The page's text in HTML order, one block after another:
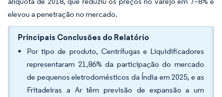
elevou a penetração no mercado.
Principais Conclusões do Relatório
Por tipo de produto, Centrífugas e Liquidificadores
representaram 21,86% da participação do mercado
de pequenos eletrodomésticos da Índia em 2025, e as
Fritadeiras a Ar têm previsão de expansão a um